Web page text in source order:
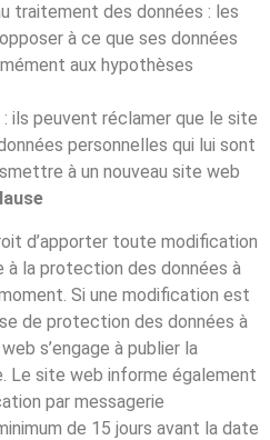
traitement des données : les
à ce que ses données
aux hypothèses
ils peuvent réclamer que le site
personnelles qui lui sont
à un nouveau site web
d’apporter toute modification
la protection des données à
Si une modification est
de protection des données à
s’engage à publier la
Le site web informe également
par messagerie
de 15 jours avant la date